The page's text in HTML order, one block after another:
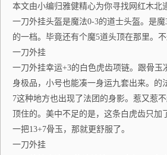
本文由小编归雅健精心为你寻找网红木
一刀外挂头盔是魔法0-3的道士头盔。是
的一档。毕竟还有个魔5道头顶在那里。
一刀外挂
一刀外挂幸运+3的白色虎齿项链。跟骨
身极品，小号也能凑一身运九套出来。
7这种地方也出现了法团的身影。惹又惹
顶住的。美中不足的是，这条白虎齿只
一把13+7骨玉，那就更舒服了。
一刀外挂